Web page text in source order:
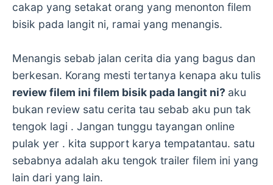
cakap yang setakat orang yang menonton filem
bisik pada langit ni, ramai yang menangis.
Menangis sebab jalan cerita dia yang bagus dan
berkesan. Korang mesti tertanya kenapa aku tulis
review filem ini filem bisik pada langit ni? aku
bukan review satu cerita tau sebab aku pun tak
tengok lagi . Jangan tunggu tayangan online
pulak yer . kita support karya tempatantau. satu
sebabnya adalah aku tengok trailer filem ini yang
lain dari yang lain.